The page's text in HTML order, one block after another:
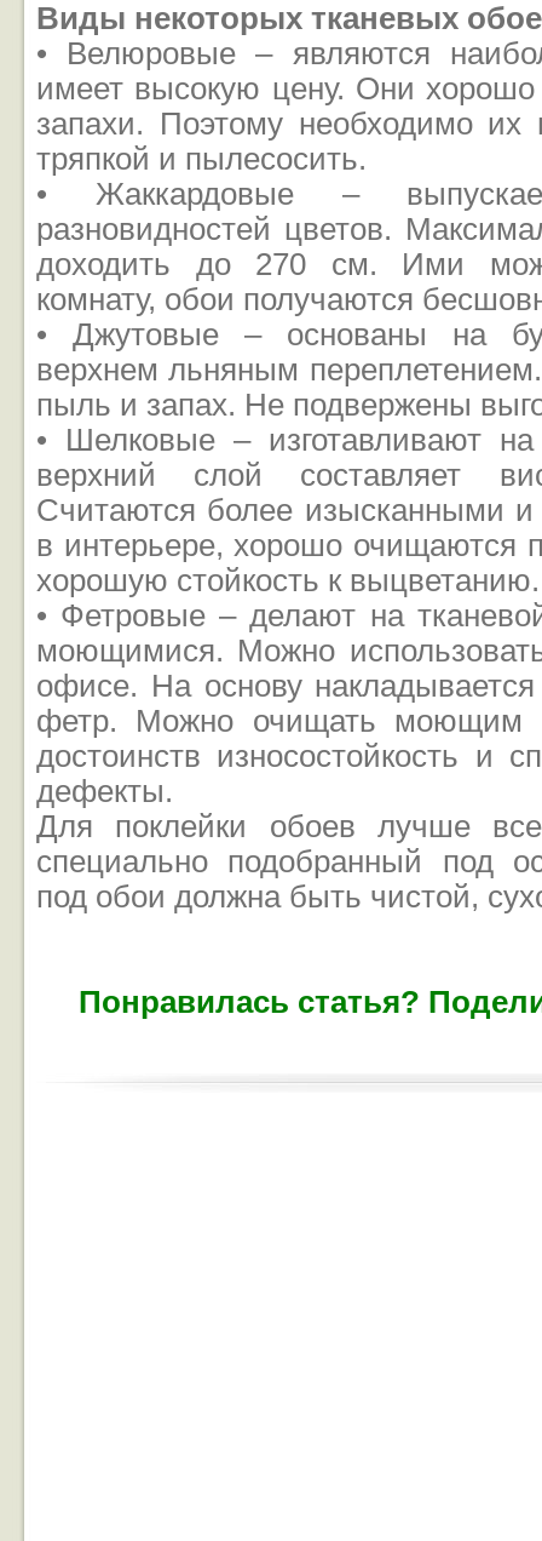
Виды некоторых тканевых
• Велюровые – являются
имеет высокую цену. Они
запахи. Поэтому необходимо их
тряпкой и пылесосить.
• Жаккардовые –
разновидностей цветов.
доходить до 270 см. Ими
комнату, обои получаются
• Джутовые – основаны на
верхнем льняным
пыль и запах. Не подвержены
• Шелковые – изготавливают
верхний слой составляет
Считаются более изысканными и
в интерьере, хорошо очищаются
хорошую стойкость к выцветанию.
• Фетровые – делают на
моющимися. Можно
офисе. На основу
фетр. Можно очищать моющим
достоинств износостойкость и
дефекты.
Для поклейки обоев лучше
специально подобранный под
под обои должна быть чистой,
Понравилась статья?